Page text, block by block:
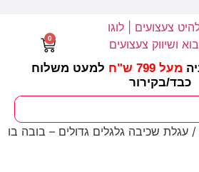
מעל 799 ש"ח
למעט משלוח
כבד/בקירור
0
/ עגלת שכיבה גלגלים גדולים – בובה בו